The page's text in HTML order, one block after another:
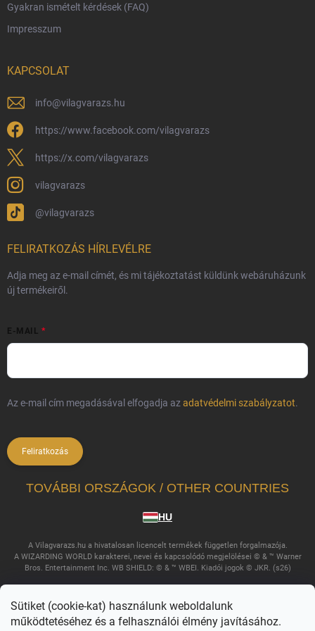
Sütiket (cookie-kat) használunk weboldalunk
működtetéséhez és a felhasználói élmény javításához.
Reklamáció és visszáru
Hűségprogram
Általános Szerződési Feltételek
Adatvédelmi feltételek
Védjegyek és szerzői jogok
Fémjelzés és nemesfém-tájékoztató
Gyakran ismételt kérdések (FAQ)
Impresszum
KAPCSOLAT
info@vilagvarazs.hu
https://www.facebook.com/vilagvarazs
https://x.com/vilagvarazs
vilagvarazs
@vilagvarazs
FELIRATKOZÁS HÍRLEVÉLRE
Adja meg az e-mail címét, és mi tájékoztatást küldünk webáruházunk
új termékeiről.
E-MAIL
Az e-mail cím megadásával elfogadja azadatvédelmi szabályzatot.
Feliratkozás
TOVÁBBI ORSZÁGOK / OTHER COUNTRIES
HU
A Vilagvarazs.hu a hivatalosan licencelt termékek független forgalmazója.
A WIZARDING WORLD karakterei, nevei és kapcsolódó megjelölései © & ™ Warner
Bros. Entertainment Inc. WB SHIELD: © & ™ WBEI. Kiadói jogok © JKR. (s26)